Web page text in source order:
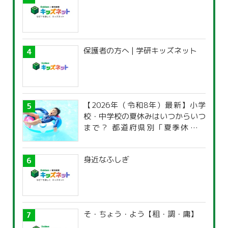
保護者の方へ | 学研キッズネット
【2026年（令和8年）最新】小学
校・中学校の夏休みはいつからいつ
まで？ 都道府県別「夏季休暇一
身近なふしぎ
そ・ちょう・よう【租・調・庸】